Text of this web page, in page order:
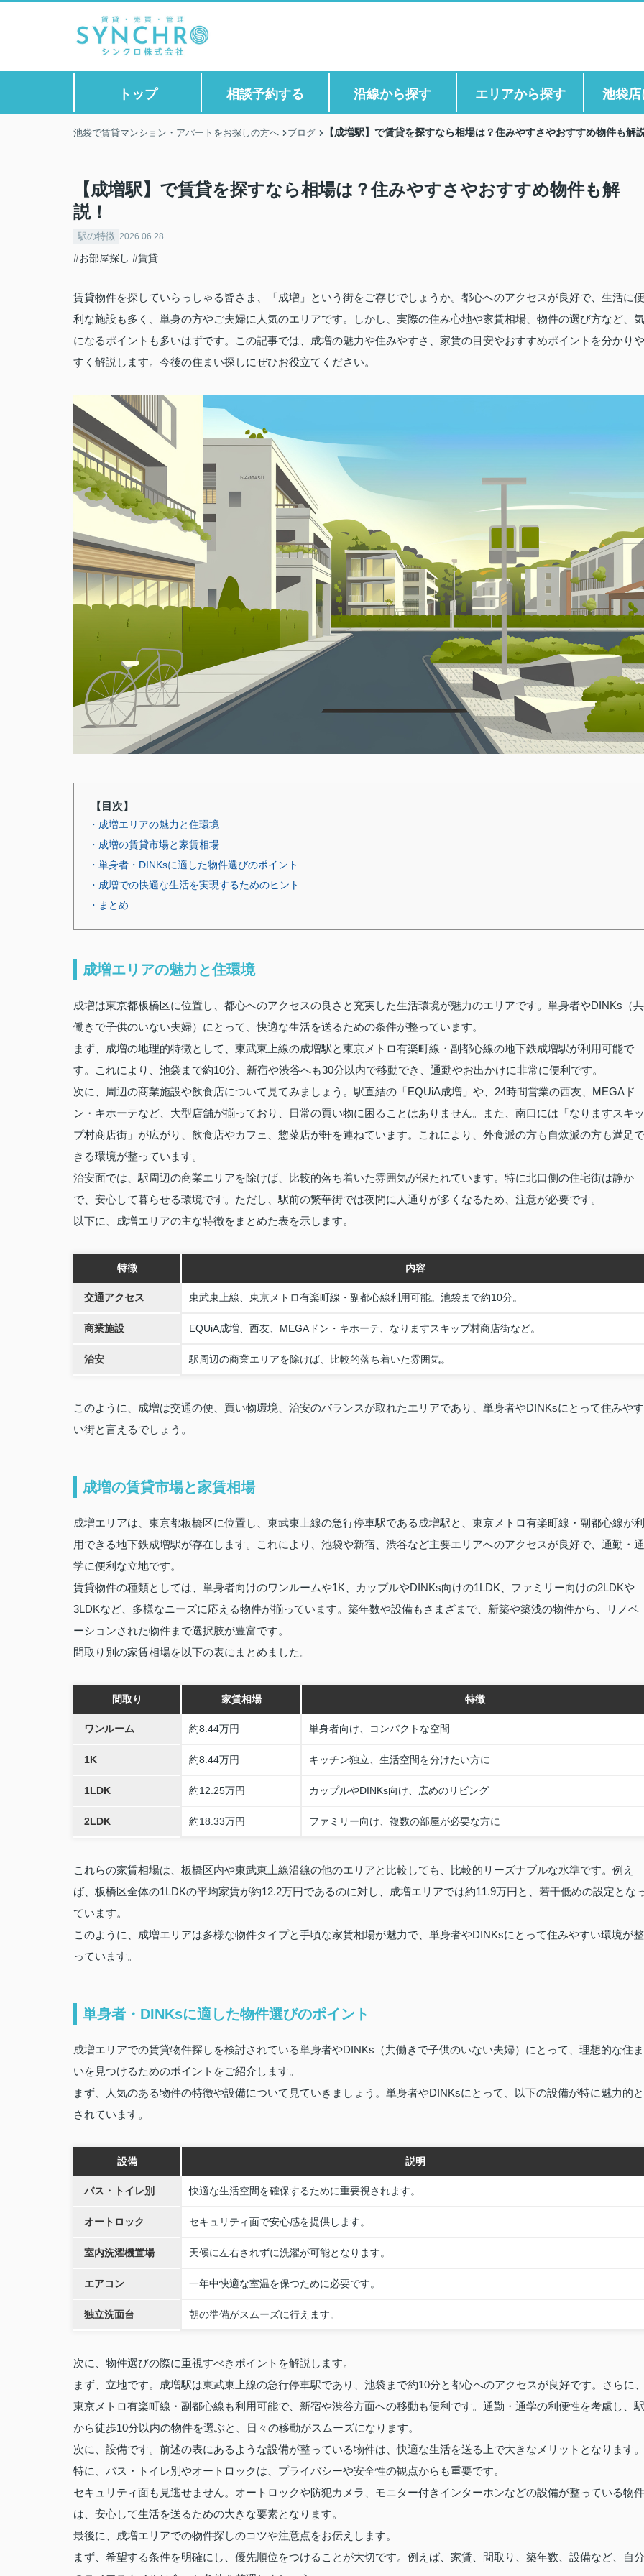
トップ 相談予約する 沿線から探す エリアから探す 池袋
池袋で賃貸マンション・アパートをお探しの方へ ブログ 【成増駅】で賃貸を探すなら相場は？住みやすさやおすすめ物件も解
【成増駅】で賃貸を探すなら相場は？住みやすさやおすすめ物件も解
説！
駅の特徴 2026.06.28
#お部屋探し #賃貸
賃貸物件を探していらっしゃる皆さま、「成増」という街をご存じでしょうか。都心へのアクセスが良好で、生活に便
利な施設も多く、単身の方やご夫婦に人気のエリアです。しかし、実際の住み心地や家賃相場、物件の選び方など、気
になるポイントも多いはずです。この記事では、成増の魅力や住みやすさ、家賃の目安やおすすめポイントを分かりや
すく解説します。今後の住まい探しにぜひお役立てください。
【目次】
・成増エリアの魅力と住環境
・成増の賃貸市場と家賃相場
・単身者・DINKsに適した物件選びのポイント
・成増での快適な生活を実現するためのヒント
・まとめ
成増エリアの魅力と住環境
成増は東京都板橋区に位置し、都心へのアクセスの良さと充実した生活環境が魅力のエリアです。単身者やDINKs（共
働きで子供のいない夫婦）にとって、快適な生活を送るための条件が整っています。
まず、成増の地理的特徴として、東武東上線の成増駅と東京メトロ有楽町線・副都心線の地下鉄成増駅が利用可能で
す。これにより、池袋まで約10分、新宿や渋谷へも30分以内で移動でき、通勤やお出かけに非常に便利です。
次に、周辺の商業施設や飲食店について見てみましょう。駅直結の「EQUiA成増」や、24時間営業の西友、MEGAド
ン・キホーテなど、大型店舗が揃っており、日常の買い物に困ることはありません。また、南口には「なりますスキッ
プ村商店街」が広がり、飲食店やカフェ、惣菜店が軒を連ねています。これにより、外食派の方も自炊派の方も満足で
きる環境が整っています。
治安面では、駅周辺の商業エリアを除けば、比較的落ち着いた雰囲気が保たれています。特に北口側の住宅街は静か
で、安心して暮らせる環境です。ただし、駅前の繁華街では夜間に人通りが多くなるため、注意が必要です。
以下に、成増エリアの主な特徴をまとめた表を示します。
特徴 内容
交通アクセス 東武東上線、東京メトロ有楽町線・副都心線利用可能。池袋まで約10分。
商業施設 EQUiA成増、西友、MEGAドン・キホーテ、なりますスキップ村商店街など。
治安 駅周辺の商業エリアを除けば、比較的落ち着いた雰囲気。
このように、成増は交通の便、買い物環境、治安のバランスが取れたエリアであり、単身者やDINKsにとって住みやす
い街と言えるでしょう。
成増の賃貸市場と家賃相場
成増エリアは、東京都板橋区に位置し、東武東上線の急行停車駅である成増駅と、東京メトロ有楽町線・副都心線が利
用できる地下鉄成増駅が存在します。これにより、池袋や新宿、渋谷など主要エリアへのアクセスが良好で、通勤・通
学に便利な立地です。
賃貸物件の種類としては、単身者向けのワンルームや1K、カップルやDINKs向けの1LDK、ファミリー向けの2LDKや
3LDKなど、多様なニーズに応える物件が揃っています。築年数や設備もさまざまで、新築や築浅の物件から、リノベ
ーションされた物件まで選択肢が豊富です。
間取り別の家賃相場を以下の表にまとめました。
間取り 家賃相場 特徴
ワンルーム 約8.44万円 単身者向け、コンパクトな空間
1K 約8.44万円 キッチン独立、生活空間を分けたい方に
1LDK 約12.25万円 カップルやDINKs向け、広めのリビング
2LDK 約18.33万円 ファミリー向け、複数の部屋が必要な方に
これらの家賃相場は、板橋区内や東武東上線沿線の他のエリアと比較しても、比較的リーズナブルな水準です。例え
ば、板橋区全体の1LDKの平均家賃が約12.2万円であるのに対し、成増エリアでは約11.9万円と、若干低めの設定とな
ています。
このように、成増エリアは多様な物件タイプと手頃な家賃相場が魅力で、単身者やDINKsにとって住みやすい環境が整
っています。
単身者・DINKsに適した物件選びのポイント
成増エリアでの賃貸物件探しを検討されている単身者やDINKs（共働きで子供のいない夫婦）にとって、理想的な住ま
いを見つけるためのポイントをご紹介します。
まず、人気のある物件の特徴や設備について見ていきましょう。単身者やDINKsにとって、以下の設備が特に魅力的と
されています。
設備 説明
バス・トイレ別 快適な生活空間を確保するために重要視されます。
オートロック セキュリティ面で安心感を提供します。
室内洗濯機置場 天候に左右されずに洗濯が可能となります。
エアコン 一年中快適な室温を保つために必要です。
独立洗面台 朝の準備がスムーズに行えます。
次に、物件選びの際に重視すべきポイントを解説します。
まず、立地です。成増駅は東武東上線の急行停車駅であり、池袋まで約10分と都心へのアクセスが良好です。さらに
東京メトロ有楽町線・副都心線も利用可能で、新宿や渋谷方面への移動も便利です。通勤・通学の利便性を考慮し、駅
から徒歩10分以内の物件を選ぶと、日々の移動がスムーズになります。
次に、設備です。前述の表にあるような設備が整っている物件は、快適な生活を送る上で大きなメリットとなります。
特に、バス・トイレ別やオートロックは、プライバシーや安全性の観点からも重要です。
セキュリティ面も見逃せません。オートロックや防犯カメラ、モニター付きインターホンなどの設備が整っている物件
は、安心して生活を送るための大きな要素となります。
最後に、成増エリアでの物件探しのコツや注意点をお伝えします。
まず、希望する条件を明確にし、優先順位をつけることが大切です。例えば、家賃、間取り、築年数、設備など、自分